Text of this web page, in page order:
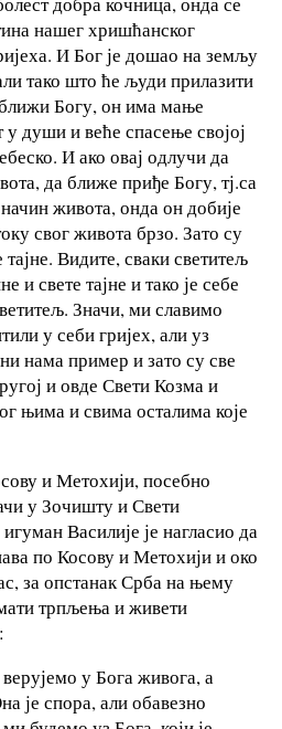
нашег хришћанског
И Бог је дошао на земљу
тако што ће људи прилазити
Богу, он има мање
у души и веће спасење својој
И ако овај одлучи да
да ближе приђе Богу, тј.са
живота, онда он добије
свог живота брзо. Зато су
Видите, сваки светитељ
и свете тајне и тако је себе
Значи, ми славимо
у себи гријех, али уз
нама пример и зато су све
и овде Свети Козма и
њима и свима осталима које
и Метохији, посебно
у Зочишту и Свети
Василије је нагласио да
по Косову и Метохији и око
за опстанак Срба на њему
трпљења и живети
у Бога живога, а
је спора, али обавезно